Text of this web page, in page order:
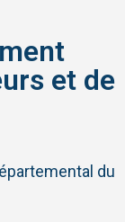
et de
du